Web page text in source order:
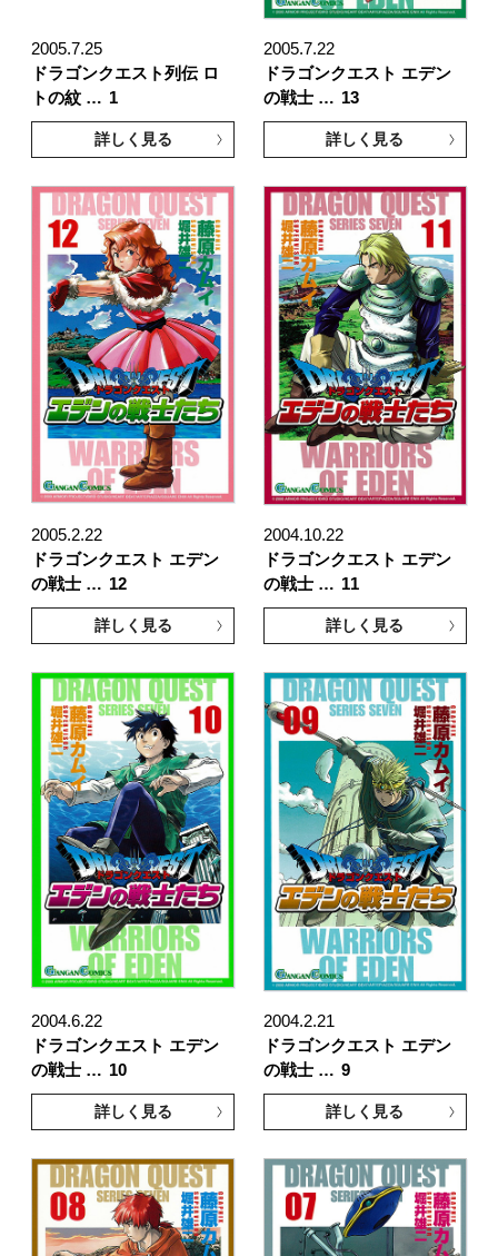
2005.7.25
ドラゴンクエスト列伝 ロ
トの紋 … 1
詳しく見る
2005.7.22
ドラゴンクエスト エデン
の戦士 … 13
詳しく見る
2005.2.22
ドラゴンクエスト エデン
の戦士 … 12
詳しく見る
2004.10.22
ドラゴンクエスト エデン
の戦士 … 11
詳しく見る
2004.6.22
ドラゴンクエスト エデン
の戦士 … 10
詳しく見る
2004.2.21
ドラゴンクエスト エデン
の戦士 … 9
詳しく見る